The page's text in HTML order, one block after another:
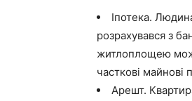
Іпотека.
розрахувався з
житлоплощею
часткові майнові
Арешт.